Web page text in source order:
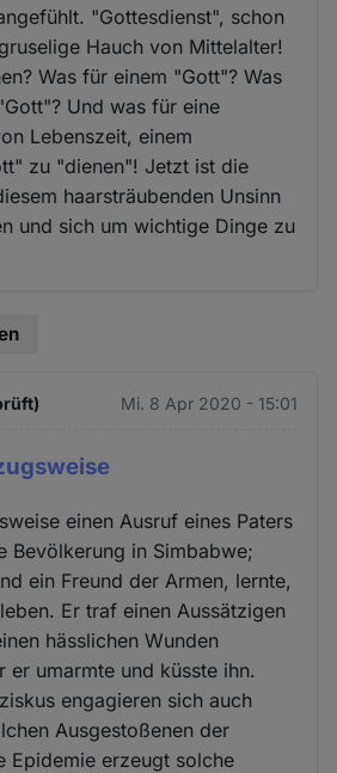
"Gottesdienst", schon
Hauch von Mittelalter!
Was für einem "Gott"? Was
Und was für eine
Lebenszeit, einem
zu "dienen"! Jetzt ist die
haarsträubenden Unsinn
und sich um wichtige Dinge zu
Mi. 8 Apr 2020 - 15:01
einen Ausruf eines Paters
Bevölkerung in Simbabwe;
ein Freund der Armen, lernte,
Er traf einen Aussätzigen
hässlichen Wunden
er umarmte und küsste ihn.
engagieren sich auch
Ausgestoßenen der
Epidemie erzeugt solche